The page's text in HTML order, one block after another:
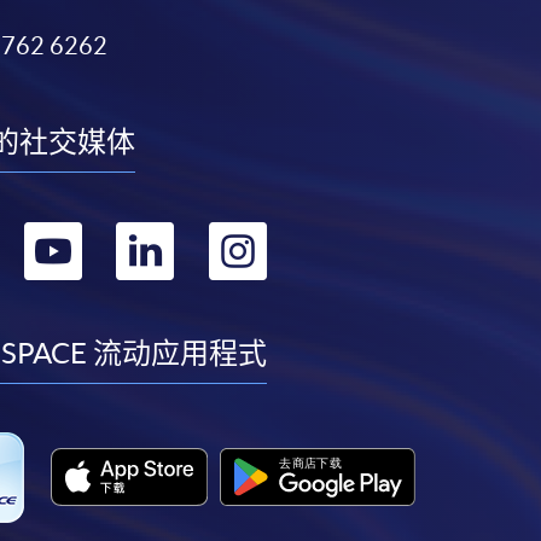
6262
社交媒体
转
youtube
转
linkedin
转
instagram
流动应用程式